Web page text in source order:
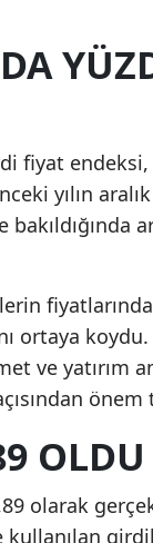
fiyat endeksi,
yılın
ortaya
ve yatırım
önem
OLDU
olarak